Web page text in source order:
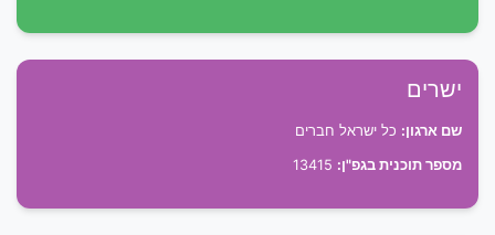
ישרים
שם ארגון: כל ישראל חברים
מספר תוכנית בגפ"ן: